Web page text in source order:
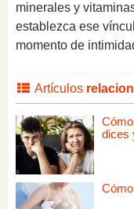
minerales y
establezca ese
momento de
Artículos
dices